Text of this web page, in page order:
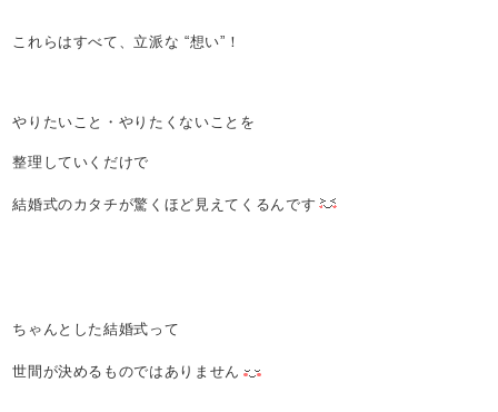
これらはすべて、立派な “想い”！
やりたいこと・やりたくないことを
整理していくだけで
結婚式のカタチが驚くほど見えてくるんです
ちゃんとした結婚式って
世間が決めるものではありません